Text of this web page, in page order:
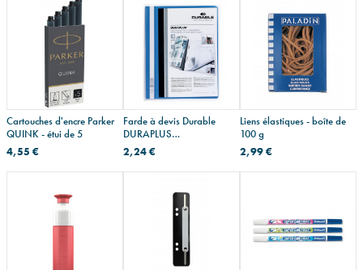
Cartouches d'encre Parker
QUINK - étui de 5
4,55 €
Farde à devis Durable
DURAPLUS
personnalisable A4
2,24 €
Liens élastiques - boîte de
100 g
2,99 €